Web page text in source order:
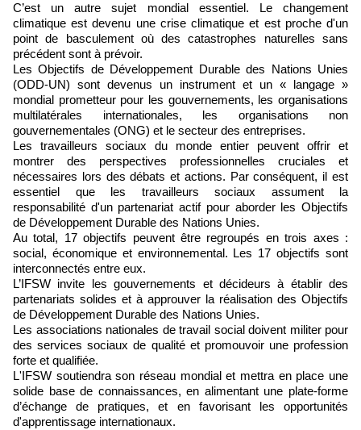
C’est un autre sujet mondial essentiel. Le changement
climatique est devenu une crise climatique et est proche d'un
point de basculement où des catastrophes naturelles sans
précédent sont à prévoir.
Les Objectifs de Développement Durable des Nations Unies
(ODD-UN) sont devenus un instrument et un « langage »
mondial prometteur pour les gouvernements, les organisations
multilatérales internationales, les organisations non
gouvernementales (ONG) et le secteur des entreprises.
Les travailleurs sociaux du monde entier peuvent offrir et
montrer des perspectives professionnelles cruciales et
nécessaires lors des débats et actions. Par conséquent, il est
essentiel que les travailleurs sociaux assument la
responsabilité d'un partenariat actif pour aborder les Objectifs
de Développement Durable des Nations Unies.
Au total, 17 objectifs peuvent être regroupés en trois axes :
social, économique et environnemental. Les 17 objectifs sont
interconnectés entre eux.
L’IFSW invite les gouvernements et décideurs à établir des
partenariats solides et à approuver la réalisation des Objectifs
de Développement Durable des Nations Unies.
Les associations nationales de travail social doivent militer pour
des services sociaux de qualité et promouvoir une profession
forte et qualifiée.
L'IFSW soutiendra son réseau mondial et mettra en place une
solide base de connaissances, en alimentant une plate-forme
d’échange de pratiques, et en favorisant les opportunités
d'apprentissage internationaux.